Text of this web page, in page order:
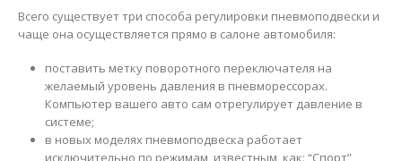
Всего существует три способа регулировки пневмоподвески и
чаще она осуществляется прямо в салоне автомобиля:
поставить метку поворотного переключателя на
желаемый уровень давления в пневморессорах.
Компьютер вашего авто сам отрегулирует давление в
системе;
в новых моделях пневмоподвеска работает
исключительно по режимам, известным, как: “Спорт”,